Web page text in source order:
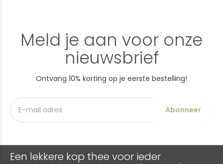
Meld je aan voor onze
nieuwsbrief
Ontvang 10% korting op je eerste bestelling!
Abonneer
Een lekkere kop thee voor ieder